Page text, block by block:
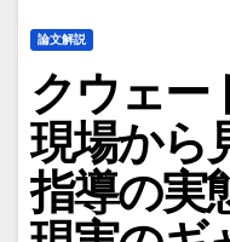
論文解説
クウェー
現場から
指導の実